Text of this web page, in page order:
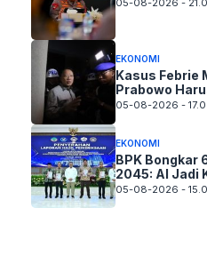
EKONOMI
Kasus Febrie
Prabowo
05-08-2026 -
EKONOMI
BPK Bongkar
2045: AI Jadi
05-08-2026 -